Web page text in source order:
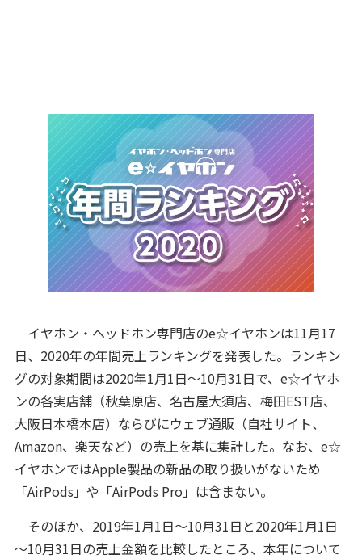
イヤホン・ヘッドホン専門店のe☆イヤホンは11月17
日、2020年の年間売上ランキングを発表した。ランキン
グの対象期間は2020年1月1日～10月31日で、e☆イヤホ
ンの各実店舗（秋葉原店、名古屋大須店、梅田EST店、
大阪日本橋本店）ならびにウェブ通販（自社サイト、
Amazon、楽天など）の売上を基に集計した。なお、e☆
イヤホンではApple製品の新品の取り扱いがないため
「AirPods」や「AirPods Pro」は含まない。
そのほか、2019年1月1日～10月31日と2020年1月1日
～10月31日の売上金額を比較したところ、本年について